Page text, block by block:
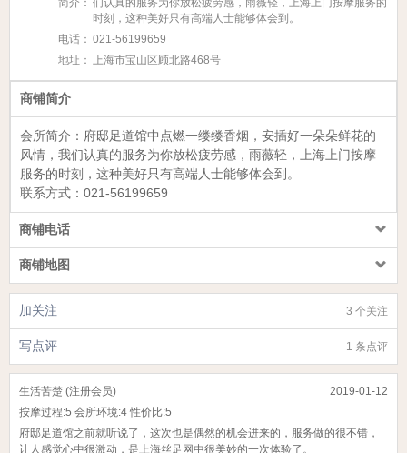
简介： 们认真的服务为你放松疲劳感，雨薇轻，上海上门按摩服务的
时刻，这种美好只有高端人士能够体会到。
电话： 021-56199659
地址： 上海市宝山区顾北路468号
商铺简介
会所简介： 府邸足道馆中点燃一缕缕香烟，安插好一朵朵鲜花的
风情，我们认真的服务为你放松疲劳感，雨薇轻，上海上门按摩
服务的时刻，这种美好只有高端人士能够体会到。
联系方式： 021-56199659
商铺电话
商铺地图
3 个关注
加关注
1 条点评
写点评
2019-01-12
生活苦楚 (注册会员)
按摩过程:5 会所环境:4 性价比:5
府邸足道馆之前就听说了，这次也是偶然的机会进来的，服务做的很不错，
让人感觉心中很激动，是上海丝足网中很美妙的一次体验了。